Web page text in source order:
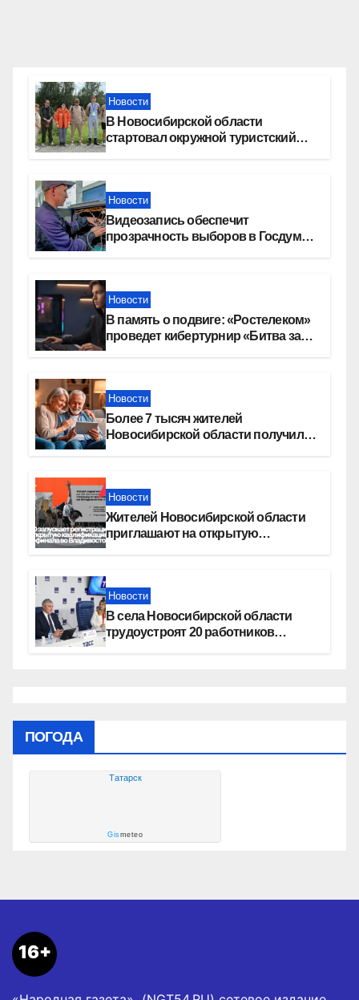
Новости
В Новосибирской области
стартовал окружной туристский
Новости
Видеозапись обеспечит
прозрачность выборов в Госдуму
Новости
В память о подвиге: «Ростелеком»
проведет кибертурнир «Битва за
Новости
Более 7 тысяч жителей
Новосибирской области получили
Новости
Жителей Новосибирской области
приглашают на открытую
Новости
В села Новосибирской области
трудоустроят 20 работников
ПОГОДА
Татарск
Gismeteo
16+